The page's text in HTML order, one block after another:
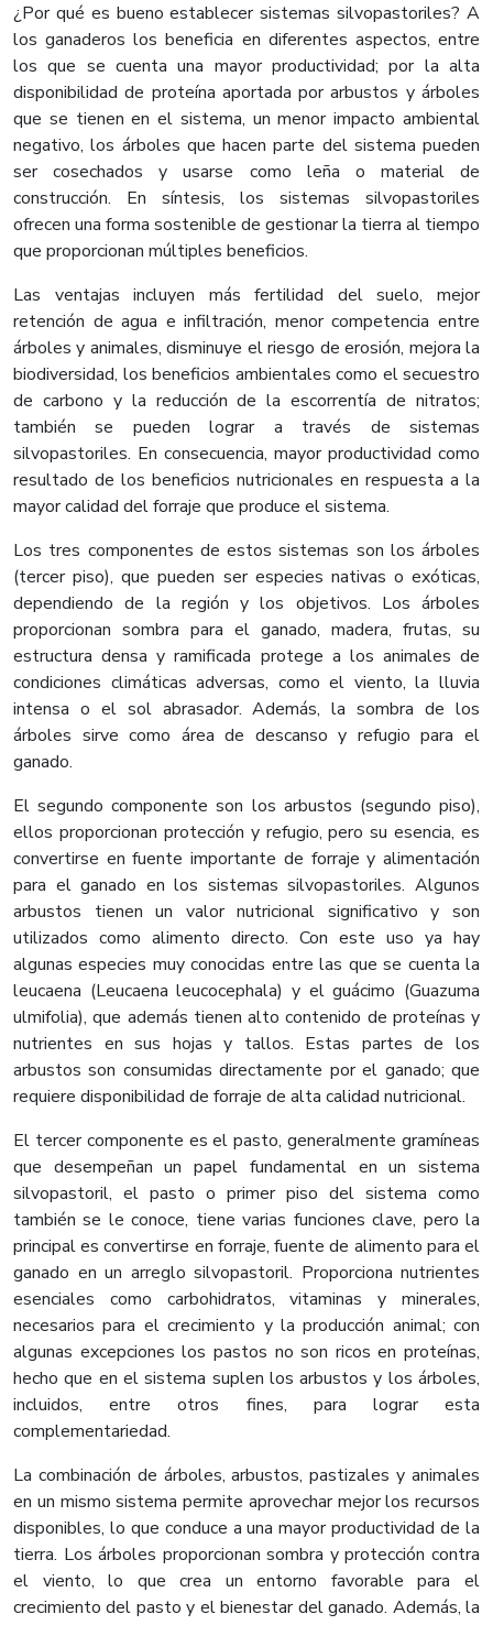
¿Por qué es bueno establecer sistemas silvopastoriles? A
los ganaderos los beneficia en diferentes aspectos, entre
los que se cuenta una mayor productividad; por la alta
disponibilidad de proteína aportada por arbustos y árboles
que se tienen en el sistema, un menor impacto ambiental
negativo, los árboles que hacen parte del sistema pueden
ser cosechados y usarse como leña o material de
construcción. En síntesis, los sistemas silvopastoriles
ofrecen una forma sostenible de gestionar la tierra al tiempo
que proporcionan múltiples beneficios.
Las ventajas incluyen más fertilidad del suelo, mejor
retención de agua e infiltración, menor competencia entre
árboles y animales, disminuye el riesgo de erosión, mejora la
biodiversidad, los beneficios ambientales como el secuestro
de carbono y la reducción de la escorrentía de nitratos;
también se pueden lograr a través de sistemas
silvopastoriles. En consecuencia, mayor productividad como
resultado de los beneficios nutricionales en respuesta a la
mayor calidad del forraje que produce el sistema.
Los tres componentes de estos sistemas son los árboles
(tercer piso), que pueden ser especies nativas o exóticas,
dependiendo de la región y los objetivos. Los árboles
proporcionan sombra para el ganado, madera, frutas, su
estructura densa y ramificada protege a los animales de
condiciones climáticas adversas, como el viento, la lluvia
intensa o el sol abrasador. Además, la sombra de los
árboles sirve como área de descanso y refugio para el
ganado.
El segundo componente son los arbustos (segundo piso),
ellos proporcionan protección y refugio, pero su esencia, es
convertirse en fuente importante de forraje y alimentación
para el ganado en los sistemas silvopastoriles. Algunos
arbustos tienen un valor nutricional significativo y son
utilizados como alimento directo. Con este uso ya hay
algunas especies muy conocidas entre las que se cuenta la
leucaena (Leucaena leucocephala) y el guácimo (Guazuma
ulmifolia), que además tienen alto contenido de proteínas y
nutrientes en sus hojas y tallos. Estas partes de los
arbustos son consumidas directamente por el ganado; que
requiere disponibilidad de forraje de alta calidad nutricional.
El tercer componente es el pasto, generalmente gramíneas
que desempeñan un papel fundamental en un sistema
silvopastoril, el pasto o primer piso del sistema como
también se le conoce, tiene varias funciones clave, pero la
principal es convertirse en forraje, fuente de alimento para el
ganado en un arreglo silvopastoril. Proporciona nutrientes
esenciales como carbohidratos, vitaminas y minerales,
necesarios para el crecimiento y la producción animal; con
algunas excepciones los pastos no son ricos en proteínas,
hecho que en el sistema suplen los arbustos y los árboles,
incluidos, entre otros fines, para lograr esta
complementariedad.
La combinación de árboles, arbustos, pastizales y animales
en un mismo sistema permite aprovechar mejor los recursos
disponibles, lo que conduce a una mayor productividad de la
tierra. Los árboles proporcionan sombra y protección contra
el viento, lo que crea un entorno favorable para el
crecimiento del pasto y el bienestar del ganado. Además, la